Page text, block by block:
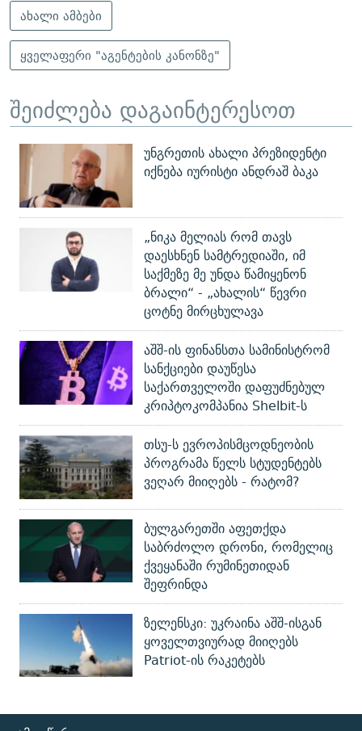
ახალი ამბები
ყველაფერი "აგენტების კანონზე"
შეიძლება დაგაინტერესოთ
უნგრეთის ახალი პრეზიდენტი
იქნება იურისტი ანდრაშ ბაკა
„ნიკა მელიას რომ თავს
დაესხნენ სამტრედიაში, იმ
საქმეზე მე უნდა წამიყენონ
ბრალი“ - „ახალის“ წევრი
ცოტნე მირცხულავა
აშშ-ის ფინანსთა სამინისტრომ
სანქციები დაუწესა
საქართველოში დაფუძნებულ
კრიპტოკომპანია Shelbit-ს
თსუ-ს ევროპისმცოდნეობის
პროგრამა წელს სტუდენტებს
ვეღარ მიიღებს - რატომ?
ბულგარეთში აფეთქდა
საბრძოლო დრონი, რომელიც
ქვეყანაში რუმინეთიდან
შეფრინდა
ზელენსკი: უკრაინა აშშ-ისგან
ყოველთვიურად მიიღებს
Patriot-ის რაკეტებს